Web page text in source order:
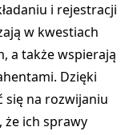
i rejestracji
w kwestiach
a także wspierają
Dzięki
się na rozwijaniu
że ich sprawy